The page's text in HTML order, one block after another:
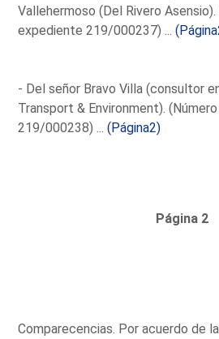
Vallehermoso (Del Rivero
expediente 219/000237) ...
- Del señor Bravo Villa (consultor
Transport & Environment).
219/000238) ...(Página2)
Página 2
Comparecencias. Por acuerdo de